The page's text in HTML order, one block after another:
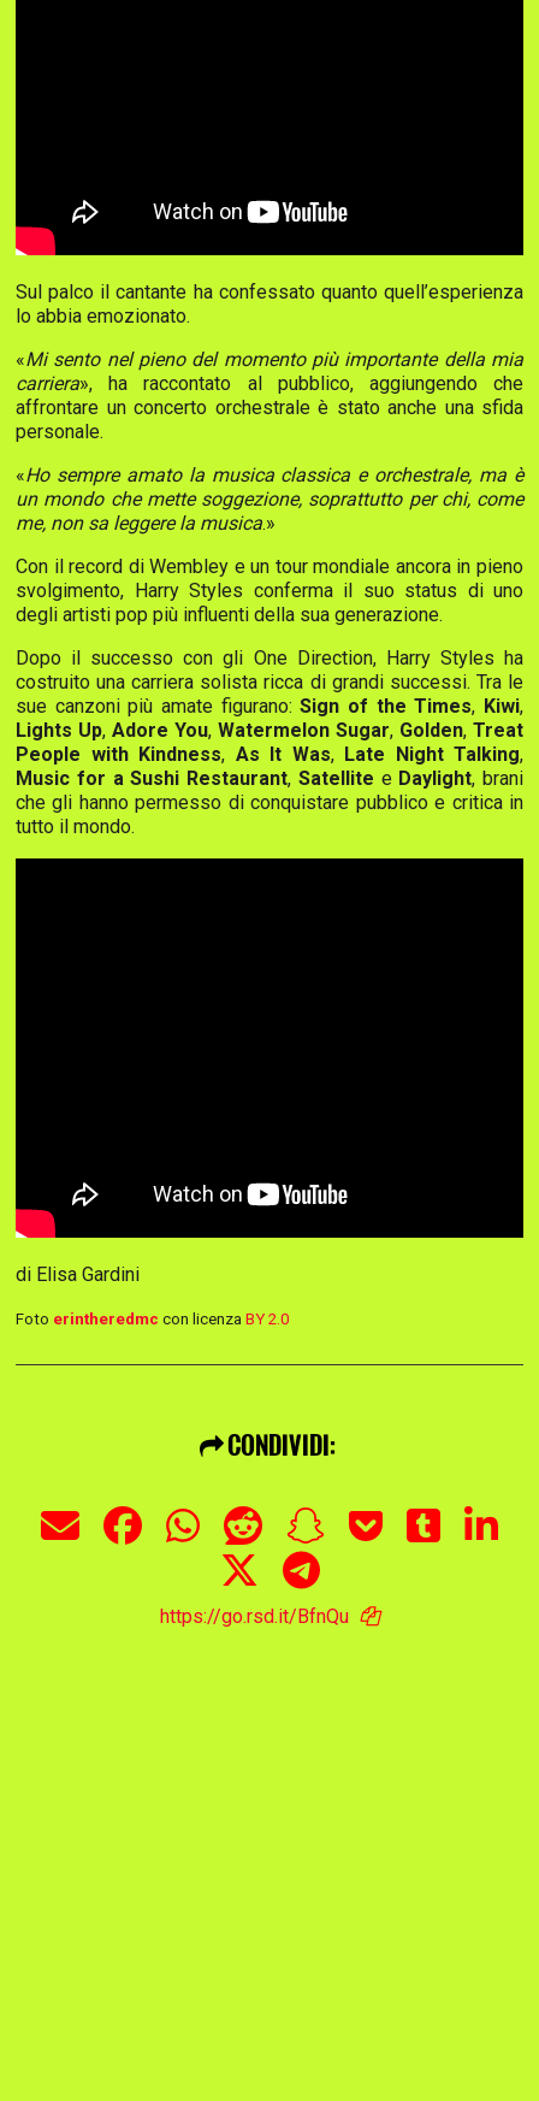
Sul palco il cantante ha confessato quanto quell’esperienza
lo abbia emozionato.
«Mi sento nel pieno del momento più importante della mia
carriera», ha raccontato al pubblico, aggiungendo che
affrontare un concerto orchestrale è stato anche una sfida
personale.
«Ho sempre amato la musica classica e orchestrale, ma è
un mondo che mette soggezione, soprattutto per chi, come
me, non sa leggere la musica.»
Con il record di Wembley e un tour mondiale ancora in pieno
svolgimento, Harry Styles conferma il suo status di uno
degli artisti pop più influenti della sua generazione.
Dopo il successo con gli One Direction, Harry Styles ha
costruito una carriera solista ricca di grandi successi. Tra le
sue canzoni più amate figurano:Sign of the Times, Kiwi,
Lights Up, Adore You, Watermelon Sugar, Golden, Treat
People with Kindness, As It Was, Late Night Talking,
Music for a Sushi Restaurant, Satellite e Daylight, brani
che gli hanno permesso di conquistare pubblico e critica in
tutto il mondo.
di Elisa Gardini
Foto erintheredmc con licenza BY 2.0
CONDIVIDI:
https://go.rsd.it/BfnQu